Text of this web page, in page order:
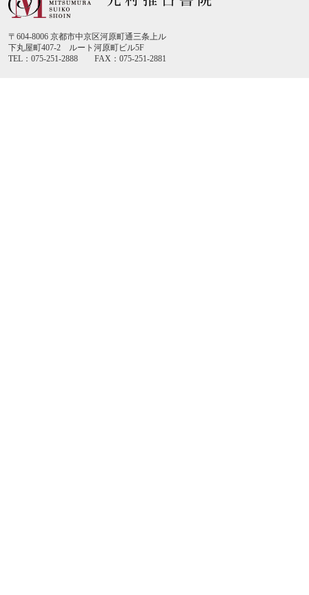
〒604-8006 京都市中京区河原町通三条上ル
下丸屋町407-2 ルート河原町ビル5F
TEL：075-251-2888 FAX：075-251-2881